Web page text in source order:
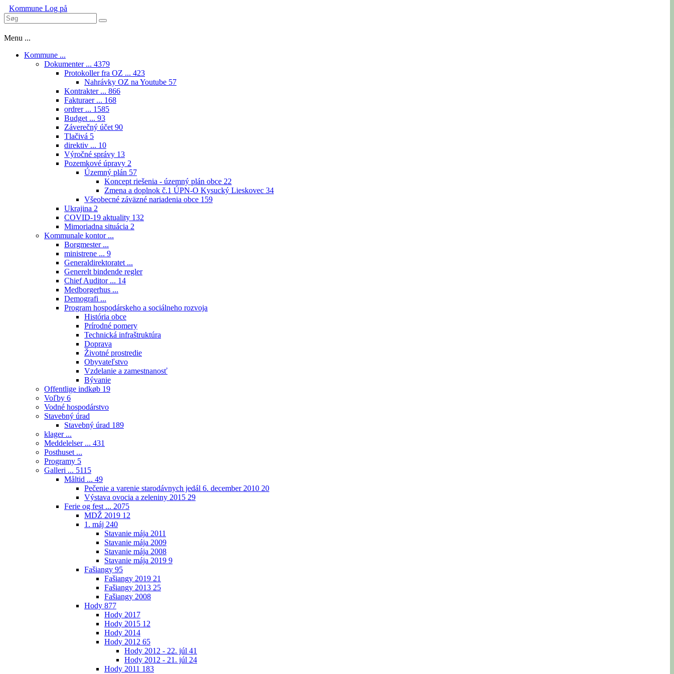
Kommune Log på
Menu ...
Kommune ...
Dokumenter ... 4379
Protokoller fra OZ ... 423
Nahrávky OZ na Youtube 57
Kontrakter ... 866
Fakturaer ... 168
ordrer ... 1585
Budget ... 93
Záverečný účet 90
Tlačivá 5
direktiv ... 10
Výročné správy 13
Pozemkové úpravy 2
Územný plán 57
Koncept riešenia - územný plán obce 22
Zmena a doplnok č.1 ÚPN-O Kysucký Lieskovec 34
Všeobecné záväzné nariadenia obce 159
Ukrajina 2
COVID-19 aktuality 132
Mimoriadna situácia 2
Kommunale kontor ...
Borgmester ...
ministrene ... 9
Generaldirektoratet ...
Generelt bindende regler
Chief Auditor ... 14
Medborgerhus ...
Demografi ...
Program hospodárskeho a sociálneho rozvoja
História obce
Prírodné pomery
Technická infraštruktúra
Doprava
Životné prostredie
Obyvateľstvo
Vzdelanie a zamestnanosť
Bývanie
Offentlige indkøb 19
Voľby 6
Vodné hospodárstvo
Stavebný úrad
Stavebný úrad 189
klager ...
Meddelelser ... 431
Posthuset ...
Programy 5
Galleri ... 5115
Måltid ... 49
Pečenie a varenie starodávnych jedál 6. december 2010 20
Výstava ovocia a zeleniny 2015 29
Ferie og fest ... 2075
MDŽ 2019 12
1. máj 240
Stavanie mája 2011
Stavanie mája 2009
Stavanie mája 2008
Stavanie mája 2019 9
Fašiangy 95
Fašiangy 2019 21
Fašiangy 2013 25
Fašiangy 2008
Hody 877
Hody 2017
Hody 2015 12
Hody 2014
Hody 2012 65
Hody 2012 - 22. júl 41
Hody 2012 - 21. júl 24
Hody 2011 183